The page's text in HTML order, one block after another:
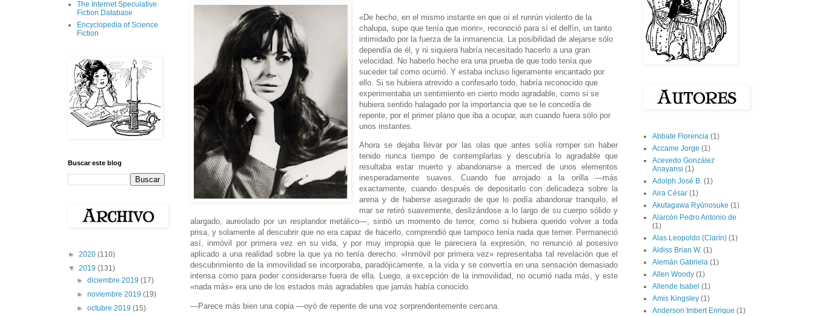
«De hecho, en el mismo instante en que oí el runrún violento de la
chalupa, supe que tenía que morir», reconoció para sí el delfín, un tanto
intimidado por la fuerza de la inmanencia. La posibilidad de alejarse sólo
dependía de él, y ni siquiera habría necesitado hacerlo a una gran
velocidad. No haberlo hecho era una prueba de que todo tenía que
suceder tal como ocurrió. Y estaba incluso ligeramente encantado por
ello. Si se hubiera atrevido a confesarlo todo, habría reconocido que
experimentaba un sentimiento en cierto modo agradable, como si se
hubiera sentido halagado por la importancia que se le concedía de
repente, por el primer plano que iba a ocupar, aun cuando fuera sólo por
unos instantes.
Ahora se dejaba llevar por las olas que antes solía romper sin haber
tenido nunca tiempo de contemplarlas y descubría lo agradable que
resultaba estar muerto y abandonarse a merced de unos elementos
inesperadamente suaves. Cuando fue arrojado a la orilla —más
exactamente, cuando después de depositarlo con delicadeza sobre la
arena y de haberse asegurado de que lo podía abandonar tranquilo, el
mar se retiró suavemente, deslizándose a lo largo de su cuerpo sólido y
alargado, aureolado por un resplandor metálico—, sintió un momento de terror, como si hubiera querido volver a toda
prisa, y solamente al descubrir que no era capaz de hacerlo, comprendió que tampoco tenía nada que temer. Permaneció
así, inmóvil por primera vez en su vida, y por muy impropia que le pareciera la expresión, no renunció al posesivo
aplicado a una realidad sobre la que ya no tenía derecho. «Inmóvil por primera vez» representaba tal revelación que el
descubrimiento de la inmovilidad se incorporaba, paradójicamente, a la vida y se convertía en una sensación demasiado
intensa como para poder considerarse fuera de ella. Luego, a excepción de la inmovilidad, no ocurrió nada más, y este
«nada más» era uno de los estados más agradables que jamás había conocido.
—Parece más bien una copia —oyó de repente de una voz sorprendentemente cercana.
The Internet Speculative
Fiction Database
Encyclopedia of Science
Fiction
Buscar este blog
► 2020 (110)
▼ 2019 (131)
►diciembre 2019(17)
►noviembre 2019(19)
►octubre 2019(15)
Abbate Florencia (1)
Accame Jorge (1)
Acevedo González
Anayansi (1)
Adolph José B. (1)
Aira César (1)
Akutagawa Ryūnosuke (1)
Alarcón Pedro Antonio de
(1)
Alas Leopoldo (Clarín) (1)
Aldiss Brian W. (1)
Alemán Gabriela (1)
Allen Woody (1)
Allende Isabel (1)
Amis Kingsley (1)
Anderson Imbert Enrique (1)